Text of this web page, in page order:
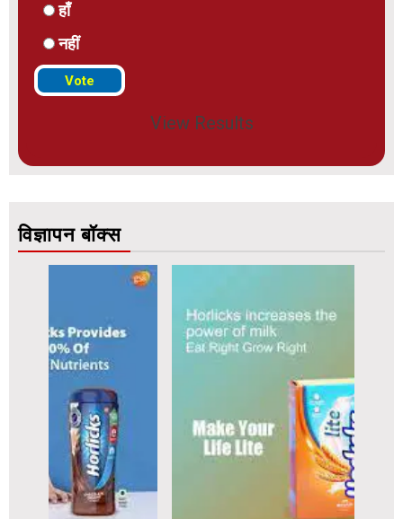
हाँ
नहीं
View Results
विज्ञापन बॉक्स